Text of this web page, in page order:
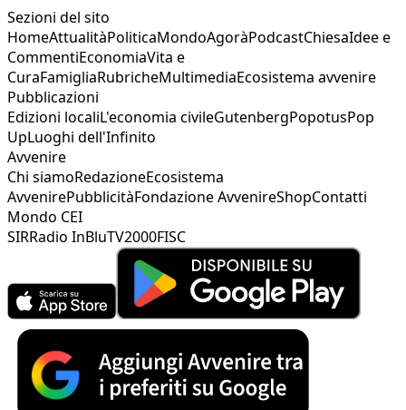
Sezioni del sito
HomeAttualitàPoliticaMondoAgoràPodcastChiesaIdee e
CommentiEconomiaVita e
CuraFamigliaRubricheMultimediaEcosistema avvenire
Pubblicazioni
Edizioni localiL'economia civileGutenbergPopotusPop
UpLuoghi dell'Infinito
Avvenire
Chi siamoRedazioneEcosistema
AvvenirePubblicitàFondazione AvvenireShopContatti
Mondo CEI
SIRRadio InBluTV2000FISC